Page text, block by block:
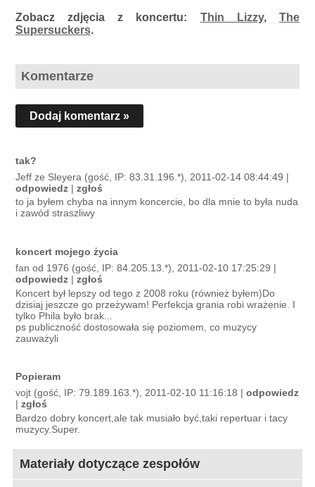
Zobacz zdjęcia z koncertu: Thin Lizzy,The
Supersuckers.
Komentarze
Dodaj komentarz »
tak?
Jeff ze Sleyera (gość, IP: 83.31.196.*), 2011-02-14 08:44:49 |
odpowiedz |zgłoś
to ja byłem chyba na innym koncercie, bo dla mnie to była nuda
i zawód straszliwy
koncert mojego życia
fan od 1976 (gość, IP: 84.205.13.*), 2011-02-10 17:25:29 |
odpowiedz |zgłoś
Koncert był lepszy od tego z 2008 roku (również byłem)Do
dzisiaj jeszcze go przeżywam! Perfekcja grania robi wrażenie. I
tylko Phila było brak...
ps publiczność dostosowała się poziomem, co muzycy
zauważyli
Popieram
vojt (gość, IP: 79.189.163.*), 2011-02-10 11:16:18 |odpowiedz
|zgłoś
Bardzo dobry koncert,ale tak musiało być,taki repertuar i tacy
muzycy.Super.
Materiały dotyczące zespołów